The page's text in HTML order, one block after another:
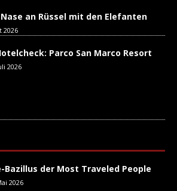
an Rüssel mit den Elefanten
2026
Parco San Marco Resort
2026
Bazillus der Most Traveled People
2026